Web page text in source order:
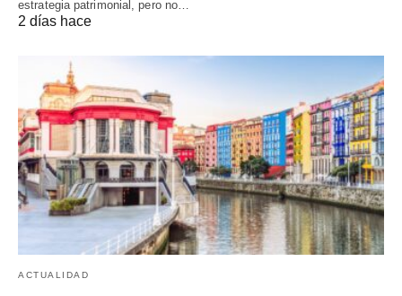
estrategia patrimonial, pero no…
2 días hace
ACTUALIDAD